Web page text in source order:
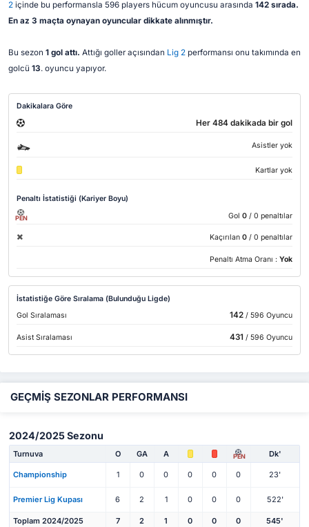
2içinde bu performansla 596 players hücum oyuncusu arasında 142 sırada.
En az 3 maçta oynayan oyuncular dikkate alınmıştır.
Bu sezon 1 gol attı. Attığı goller açısından Lig 2performansı onu takımında en
golcü 13. oyuncu yapıyor.
Dakikalara Göre
Her 484 dakikada bir gol
Asistler yok
Kartlar yok
Penaltı İstatistiği (Kariyer Boyu)
PEN Gol 0 / 0 penaltılar
Kaçırılan 0 / 0 penaltılar
Penaltı Atma Oranı : Yok
İstatistiğe Göre Sıralama (Bulunduğu Ligde)
Gol Sıralaması
142/ 596 Oyuncu
Asist Sıralaması 431 / 596 Oyuncu
GEÇMİŞ SEZONLAR PERFORMANSI
2024/2025 Sezonu
Turnuva O GA A PEN Dk'
Championship 1 0 0 0 0 0 23'
Premier Lig Kupası 6 2 1 0 0 0 522'
Toplam 2024/2025 7 2 1 0 0 0 545'